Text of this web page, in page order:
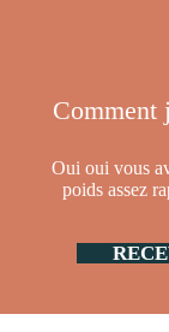
Comment
Oui oui vous
poids assez